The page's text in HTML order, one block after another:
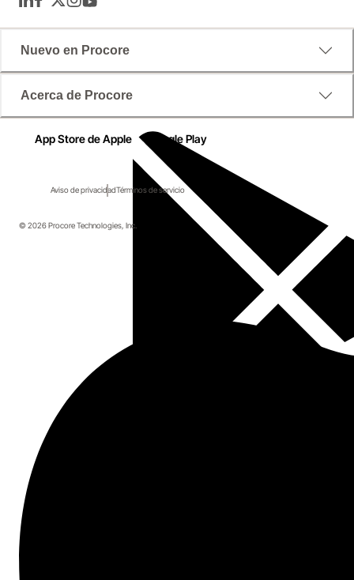
Esto finalmente está cambiando. En este libro
electrónico, descubre el futuro de la administración de
pesadas a un proceso fácil sin problemas, ahorrando a
los equipos horas de trabajo tedioso.
Cómo la actualización de tu tecnología de
construcción puede afectar a otras partes
Mejores prácticas para la administración de
Por qué las especificaciones impresas son
una especie en extinción
Comienza Aquí
LinkedInFacebook
TwitterInstagram
YouTube
Nuevo en Procore
Acerca de Procore
App Store de Apple Google Play
Aviso de privacidadTérminos de servicio
© 2026 Procore Technologies, Inc.